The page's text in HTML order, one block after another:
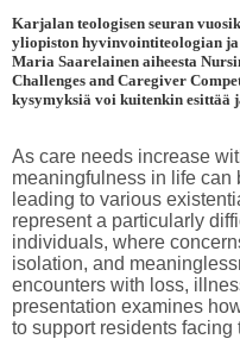
Karjalan teologisen seuran
yliopiston hyvinvointiteologian
Maria Saarelainen aiheesta
Challenges and Caregiver
kysymyksiä voi kuitenkin esittää
As care needs increase
meaningfulness in life
leading to various
represent a particularly
individuals, where
isolation, and
encounters with loss,
presentation examines
to support residents facing